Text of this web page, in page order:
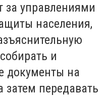
за управлениями
населения,
и
документы на
затем передавать